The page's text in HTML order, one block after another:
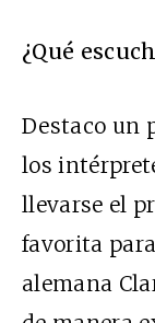
¿Qué
Destaco un
los
llevarse el
favorita
alemana